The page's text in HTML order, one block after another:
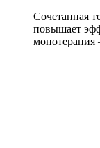
Сочетанная
повышает